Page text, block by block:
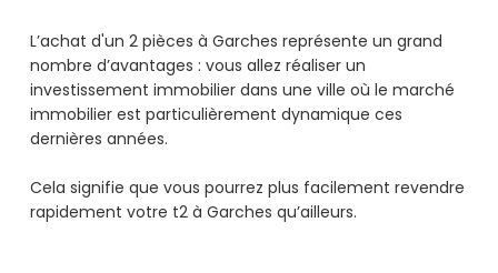
L’achat d'un 2 pièces à Garches représente un grand
nombre d’avantages : vous allez réaliser un
investissement immobilier dans une ville où le marché
immobilier est particulièrement dynamique ces
dernières années.
Cela signifie que vous pourrez plus facilement revendre
rapidement votre t2 à Garches qu’ailleurs.